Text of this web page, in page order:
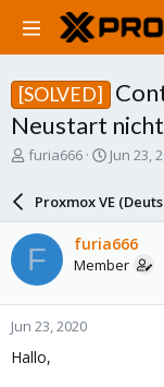
[SOLVED]
Neustart
T
a
d
s
t
a
r
t
e
furia666
S
a
r
d
a
e
Jun 23,
Proxmox VE
F furia666
Member
Jun 23, 2020
Hallo,